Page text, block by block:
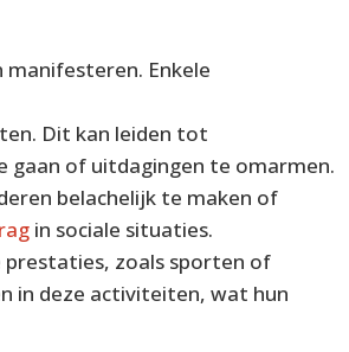
manifesteren. Enkele
Dit kan leiden tot
gaan of uitdagingen te omarmen.
belachelijk te maken of
in sociale situaties.
zoals sporten of
in deze activiteiten, wat hun